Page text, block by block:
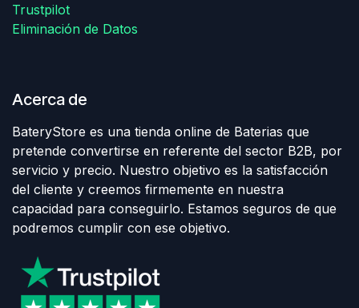
Trustpilot
Eliminación de Datos
Acerca de
BateryStore es una tienda online de Baterias que
pretende convertirse en referente del sector B2B, por
servicio y precio. Nuestro objetivo es la satisfacción
del cliente y creemos firmemente en nuestra
capacidad para conseguirlo. Estamos seguros de que
podremos cumplir con ese objetivo.